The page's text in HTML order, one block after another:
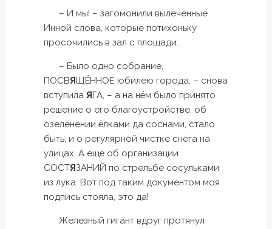
– И мы! – загомонили вылеченные
Инной слова, которые потихоньку
просочились в зал с площади.
– Было одно собрание,
ПОСВЯЩЁННОЕ юбилею города, – снова
вступила ЯГА, – а на нём было принято
решение о его благоустройстве, об
озеленении ёлками да соснами, стало
быть, и о регулярной чистке снега на
улицах. А ещё об организации
СОСТЯЗАНИЙ по стрельбе сосульками
из лука. Вот под таким документом моя
подпись стояла, это да!
Железный гигант вдруг протянул